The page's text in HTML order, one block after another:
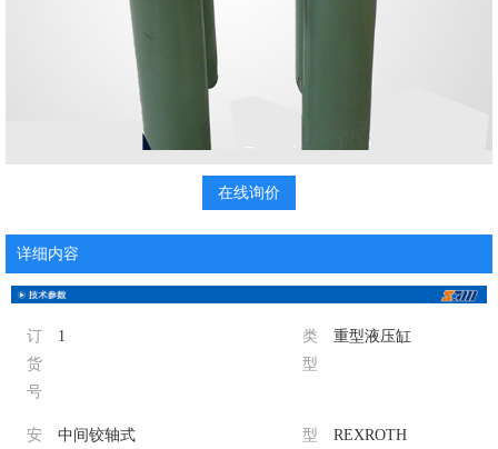
在线询价
详细内容
订
货
号
1
类
型
重型液压缸
安
中间铰轴式
型
REXROTH